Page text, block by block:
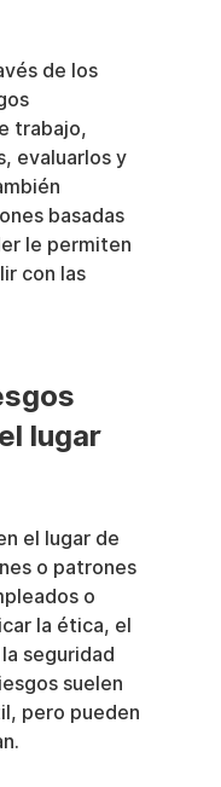
de los
trabajo,
evaluarlos y
basadas
le permiten
con las
lugar
el lugar de
o patrones
o
la ética, el
seguridad
suelen
pero pueden